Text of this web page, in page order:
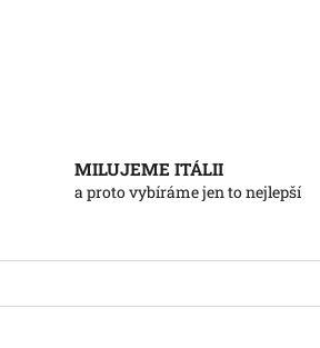
MILUJEME ITÁLII
a proto vybíráme jen to nejlepší